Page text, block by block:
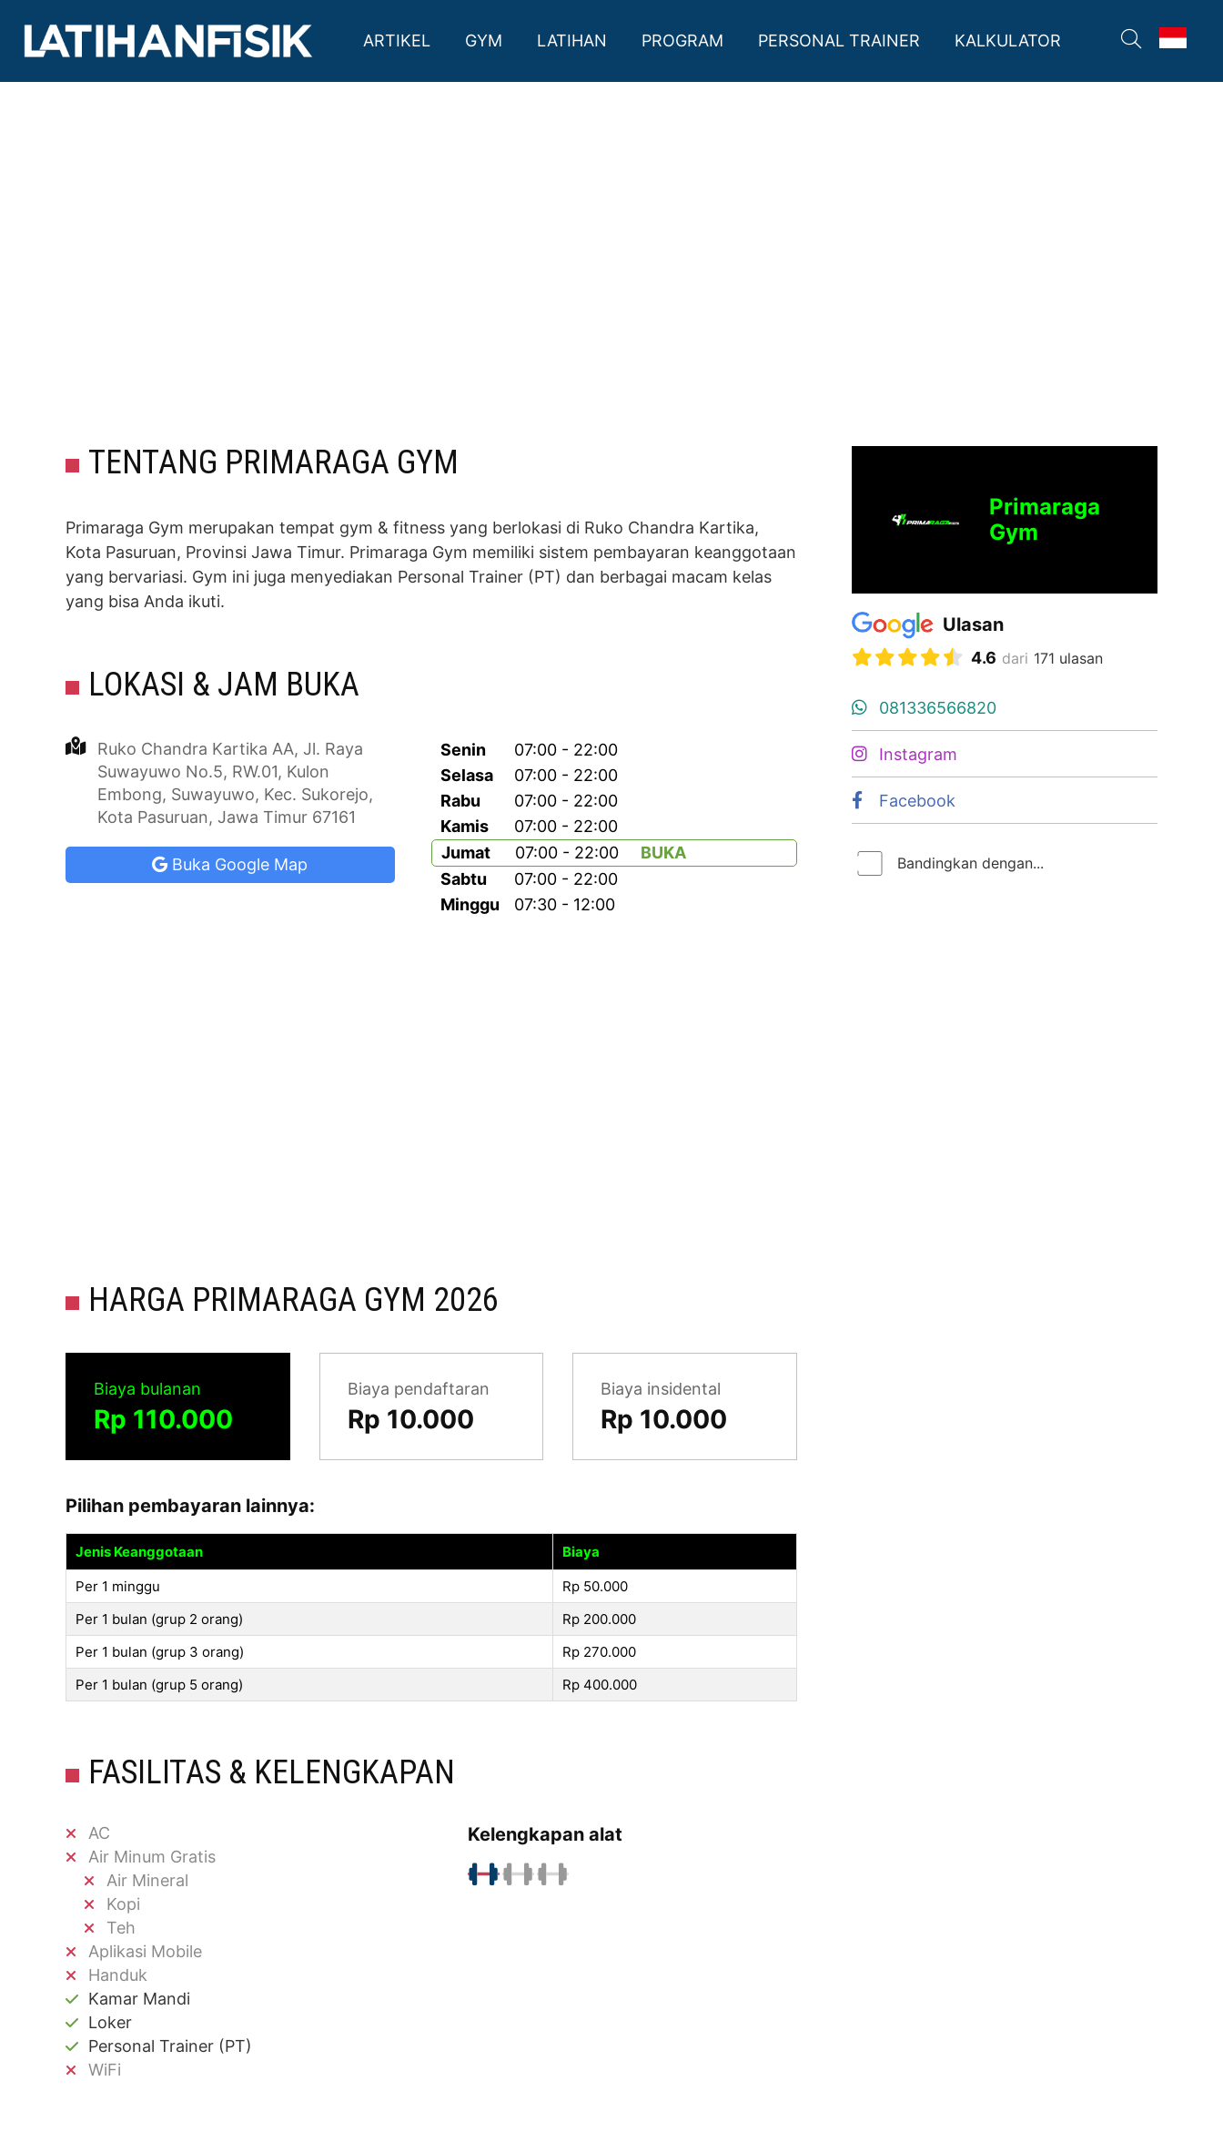
ARTIKEL GYM LATIHAN PROGRAM PERSONAL TRAINER KALKULATOR
Kota Pasuruan, Jawa Timur 07:00 - 22:00 Buka
TENTANG PRIMARAGA GYM
Primaraga Gym merupakan tempat gym & fitness yang berlokasi di Ruko Chandra Kartika,
Kota Pasuruan, Provinsi Jawa Timur. Primaraga Gym memiliki sistem pembayaran keanggotaan
yang bervariasi. Gym ini juga menyediakan Personal Trainer (PT) dan berbagai macam kelas
yang bisa Anda ikuti.
LOKASI & JAM BUKA
Ruko Chandra Kartika AA, Jl. Raya
Suwayuwo No.5, RW.01, Kulon
Embong, Suwayuwo, Kec. Sukorejo,
Kota Pasuruan, Jawa Timur 67161
Buka Google Map
Senin
07:00 - 22:00
Selasa
07:00 - 22:00
Rabu
07:00 - 22:00
Kamis
07:00 - 22:00
Jumat
07:00 - 22:00
BUKA
Sabtu
07:00 - 22:00
Minggu
07:30 - 12:00
HARGA PRIMARAGA GYM 2026
Biaya bulanan
Rp 110.000
Biaya pendaftaran
Rp 10.000
Biaya insidental
Rp 10.000
Pilihan pembayaran lainnya:
Jenis Keanggotaan
Biaya
Per 1 minggu
Rp 50.000
Per 1 bulan (grup 2 orang)
Rp 200.000
Per 1 bulan (grup 3 orang)
Rp 270.000
Per 1 bulan (grup 5 orang)
Rp 400.000
FASILITAS & KELENGKAPAN
AC
Air Minum Gratis
Air Mineral
Kopi
Teh
Aplikasi Mobile
Handuk
Kamar Mandi
Loker
Personal Trainer (PT)
WiFi
Kelengkapan alat
Primaraga
Gym
Ulasan
4.6 dari 171 ulasan
081336566820
Instagram
Facebook
Bandingkan dengan...